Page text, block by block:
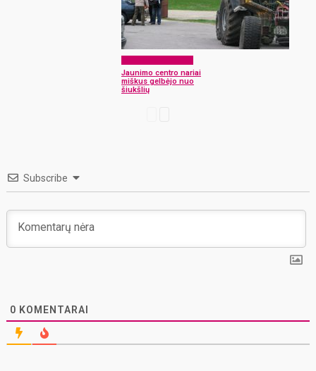
Jaunimo centro nariai
miškus gelbėjo nuo
šiukšlių
Subscribe
0 KOMENTARAI